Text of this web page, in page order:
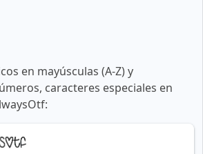
en mayúsculas (A-Z) y
caracteres especiales en